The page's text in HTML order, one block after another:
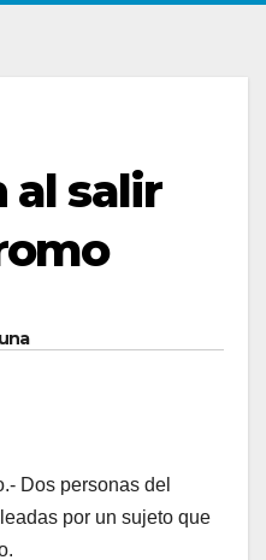
al salir
Dos personas del
por un sujeto que